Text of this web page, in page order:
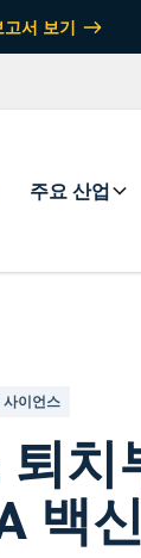
고서 보기
주요 산업
사이언스
백